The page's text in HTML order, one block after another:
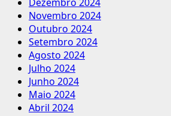
Novembro 2024
Outubro 2024
Setembro 2024
Agosto 2024
Julho 2024
Junho 2024
Maio 2024
Abril 2024